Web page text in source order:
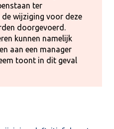
ter
de wijziging voor deze
doorgevoerd.
kunnen namelijk
aan een manager
toont in dit geval